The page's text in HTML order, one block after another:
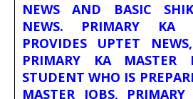
NEWS AND BASIC
NEWS. PRIMARY KA
PROVIDES UPTET
PRIMARY KA MASTER
STUDENT WHO IS
MASTER JOBS, PRIMARY